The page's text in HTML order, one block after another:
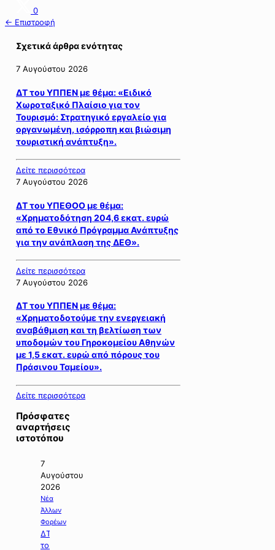
0
← Επιστροφή
Σχετικά άρθρα ενότητας
7 Αυγούστου 2026
ΔΤ του ΥΠΠΕΝ με θέμα: «Ειδικό
Χωροταξικό Πλαίσιο για τον
Τουρισμό: Στρατηγικό εργαλείο για
οργανωμένη, ισόρροπη και βιώσιμη
τουριστική ανάπτυξη».
Δείτε περισσότερα
7 Αυγούστου 2026
ΔΤ του ΥΠΕΘΟΟ με θέμα:
«Χρηματοδότηση 204,6 εκατ. ευρώ
από το Εθνικό Πρόγραμμα Ανάπτυξης
για την ανάπλαση της ΔΕΘ».
Δείτε περισσότερα
7 Αυγούστου 2026
ΔΤ του ΥΠΠΕΝ με θέμα:
«Χρηματοδοτούμε την ενεργειακή
αναβάθμιση και τη βελτίωση των
υποδομών του Γηροκομείου Αθηνών
με 1,5 εκατ. ευρώ από πόρους του
Πράσινου Ταμείου».
Δείτε περισσότερα
Πρόσφατες
αναρτήσεις
ιστοτόπου
7
Αυγούστου
2026
Νέα
Άλλων
Φορέων
ΔΤ
του